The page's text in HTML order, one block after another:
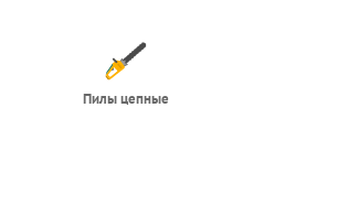
Пилы цепные